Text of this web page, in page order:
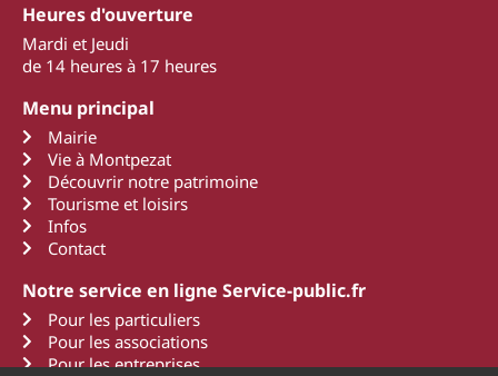
Heures d'ouverture
Mardi et Jeudi
de 14 heures à 17 heures
Menu principal
Mairie
Vie à Montpezat
Découvrir notre patrimoine
Tourisme et loisirs
Infos
Contact
Notre service en ligne Service-public.fr
Pour les particuliers
Pour les associations
Pour les entreprises